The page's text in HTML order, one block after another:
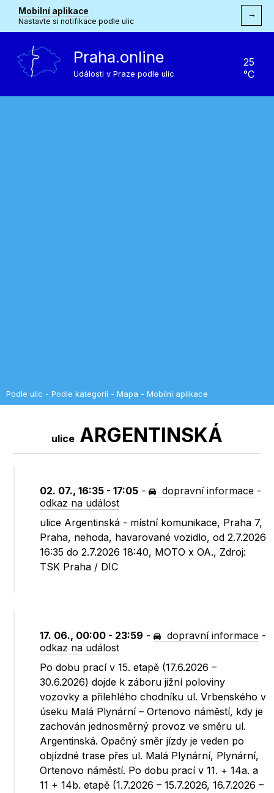
Mobilní aplikace
Nastavte si notifikace podle ulic
→
Praha.online
Události v Praze podle ulic
25
°C
Podle ulic - Podle kategorií - Mapa - Mobilní aplikace
ulice ARGENTINSKÁ
02. 07., 16:35 - 17:05 - dopravní informace -
odkaz na událost
ulice Argentinská - místní komunikace, Praha 7,
Praha, nehoda, havarované vozidlo, od 2.7.2026
16:35 do 2.7.2026 18:40, MOTO x OA., Zdroj:
TSK Praha / DIC
17. 06., 00:00 - 23:59 - dopravní informace -
odkaz na událost
Po dobu prací v 15. etapě (17.6.2026 –
30.6.2026) dojde k záboru jižní poloviny
vozovky a přilehlého chodníku ul. Vrbenského v
úseku Malá Plynární – Ortenovo náměstí, kdy je
zachován jednosměrný provoz ve směru ul.
Argentinská. Opačný směr jízdy je veden po
objízdné trase přes ul. Malá Plynární, Plynární,
Ortenovo náměstí. Po dobu prací v 11. + 14a. a
11 + 14b. etapě (1.7.2026 – 15.7.2026, 16.7.2026 –